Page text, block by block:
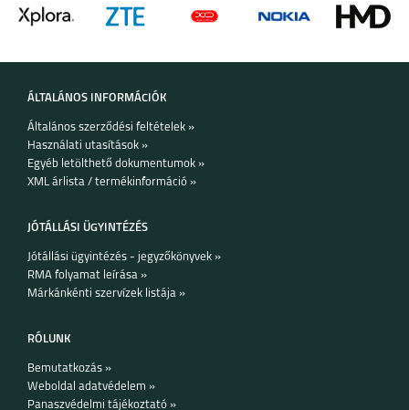
ÁLTALÁNOS INFORMÁCIÓK
Általános szerződési feltételek »
Használati utasítások »
Egyéb letölthető dokumentumok »
XML árlista / termékinformáció »
JÓTÁLLÁSI ÜGYINTÉZÉS
Jótállási ügyintézés - jegyzőkönyvek »
RMA folyamat leírása »
Márkánkénti szervízek listája »
RÓLUNK
Bemutatkozás »
Weboldal adatvédelem »
Panaszvédelmi tájékoztató »